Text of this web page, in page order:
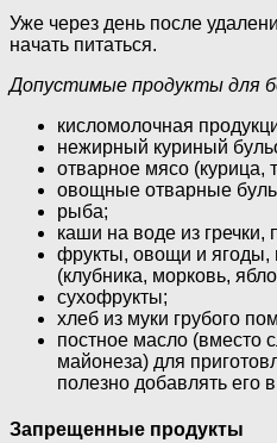
Уже через день после
начать питаться.
Допустимые продукты для
кисломолочная
нежирный куриный
отварное мясо (курица,
овощные отварные
рыба;
каши на воде из гречки,
фрукты, овощи и ягоды,
(клубника, морковь,
сухофрукты;
хлеб из муки грубого
постное масло (вместо
майонеза) для
полезно добавлять его
Запрещенные продукты